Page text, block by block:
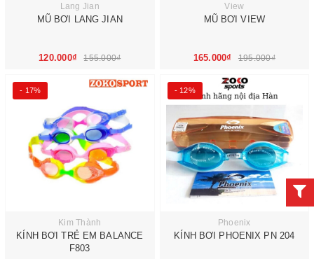
Lang Jian
MŨ BƠI LANG JIAN
120.000₫ 155.000₫
View
MŨ BƠI VIEW
165.000₫ 195.000₫
- 17%
Kim Thành
KÍNH BƠI TRẺ EM BALANCE
F803
- 12%
Phoenix
KÍNH BƠI PHOENIX PN 204